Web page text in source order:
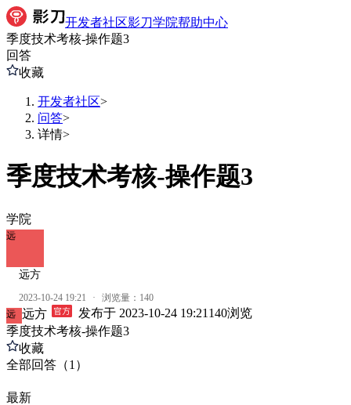
开发者社区影刀学院帮助中心
季度技术考核-操作题3
回答
收藏
开发者社区>
问答>
详情>
季度技术考核-操作题3
学院
远
远方
2023-10-24 19:21 · 浏览量： 140
远 远方 发布于 2023-10-24 19:21 140浏览
季度技术考核-操作题3
收藏
全部回答 （1 ）
最新